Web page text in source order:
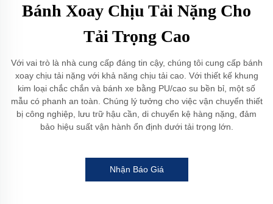
Bánh Xoay Chịu Tải Nặng Cho
Tải Trọng Cao
Với vai trò là nhà cung cấp đáng tin cậy, chúng tôi cung cấp bánh
xoay chịu tải nặng với khả năng chịu tải cao. Với thiết kế khung
kim loại chắc chắn và bánh xe bằng PU/cao su bền bỉ, một số
mẫu có phanh an toàn. Chúng lý tưởng cho việc vận chuyển thiết
bị công nghiệp, lưu trữ hậu cần, di chuyển kệ hàng nặng, đảm
bảo hiệu suất vận hành ổn định dưới tải trọng lớn.
Nhận Báo Giá